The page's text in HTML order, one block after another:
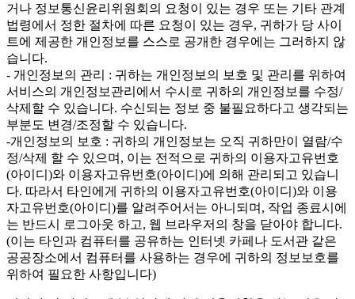
거나 정보통신윤리위원회의 요청이 있는 경우 또는 기타 관계
법령에서 정한 절차에 따른 요청이 있는 경우, 귀하가 당 사이
트에 제공한 개인정보를 스스로 공개한 경우에는 그러하지 않
습니다.
- 개인정보의 관리 : 귀하는 개인정보의 보호 및 관리를 위하여
서비스의 개인정보관리에서 수시로 귀하의 개인정보를 수정/
삭제할 수 있습니다. 수신되는 정보 중 불필요하다고 생각되는
부분도 변경/조정할 수 있습니다.
-개인정보의 보호 : 귀하의 개인정보는 오직 귀하만이 열람/수
정/삭제 할 수 있으며, 이는 전적으로 귀하의 이용자고유번호
(아이디)와 이용자고유번호(아이디)에 의해 관리되고 있습니
다. 따라서 타인에게 귀하의 이용자고유번호(아이디)와 이용
자고유번호(아이디)를 알려주어서는 아니되며, 작업 종료시에
는 반드시 로그아웃 하고, 웹 브라우저의 창을 닫아야 합니다.
(이는 타인과 컴퓨터를 공유하는 인터넷 카페나 도서관 같은
공공장소에서 컴퓨터를 사용하는 경우에 귀하의 정보보호를
위하여 필요한 사항입니다)